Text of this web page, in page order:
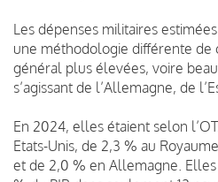
Les dépenses militaires
une méthodologie différente de
général plus élevées, voire
s’agissant de l’Allemagne, de
En 2024, elles étaient selon
Etats-Unis, de 2,3 % au
et de 2,0 % en Allemagne.